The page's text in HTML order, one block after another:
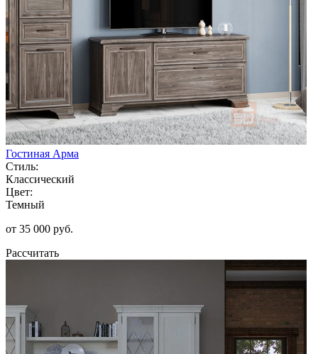
Гостиная Арма
Стиль:
Классический
Цвет:
Темный
от 35 000 руб.
Рассчитать